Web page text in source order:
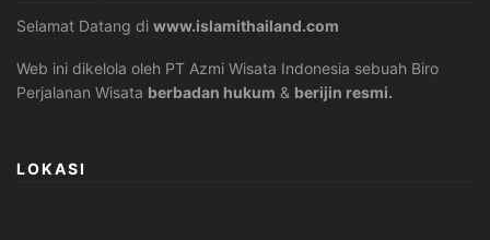
Selamat Datang di www.islamithailand.com
Web ini dikelola oleh PT Azmi Wisata Indonesia sebuah Biro
Perjalanan Wisata berbadan hukum & berijin resmi.
LOKASI